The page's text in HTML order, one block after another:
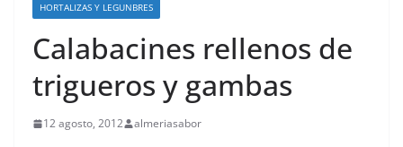
HORTALIZAS Y LEGUNBRES
Calabacines rellenos de
trigueros y gambas
12 agosto, 2012 almeriasabor